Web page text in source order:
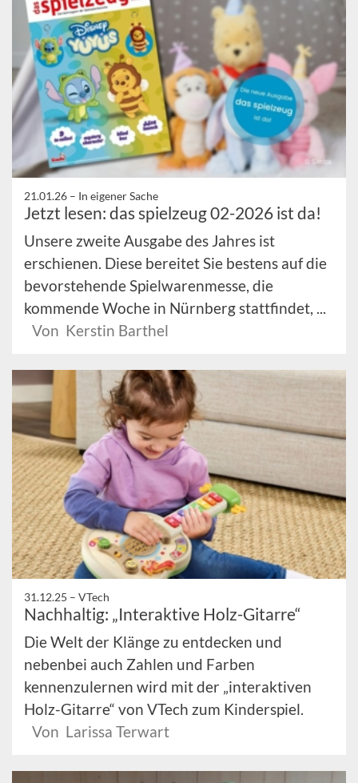
21.01.26 – In eigener Sache
Jetzt lesen: das spielzeug 02-2026 ist da!
Unsere zweite Ausgabe des Jahres ist
erschienen. Diese bereitet Sie bestens auf die
bevorstehende Spielwarenmesse, die
kommende Woche in Nürnberg stattfindet, ...
Von Kerstin Barthel
31.12.25 – VTech
Nachhaltig: „Interaktive Holz-Gitarre“
Die Welt der Klänge zu entdecken und
nebenbei auch Zahlen und Farben
kennenzulernen wird mit der „interaktiven
Holz-Gitarre“ von VTech zum Kinderspiel.
Von Larissa Terwart